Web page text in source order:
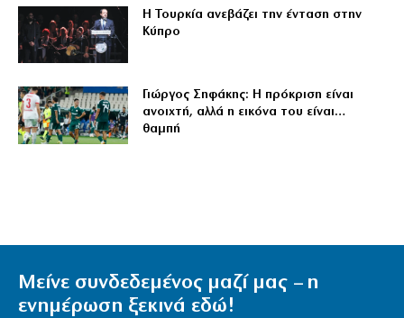
Η Τουρκία ανεβάζει την ένταση στην
Κύπρο
Γιώργος Σηφάκης: Η πρόκριση είναι
ανοιχτή, αλλά η εικόνα του είναι…
θαμπή
Μείνε συνδεδεμένος μαζί μας – η
ενημέρωση ξεκινά εδώ!